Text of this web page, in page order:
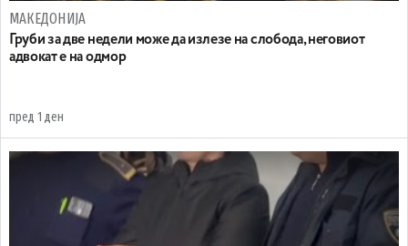
МАКЕДОНИЈА
Груби за две недели може да излезе на слобода, неговиот
адвокат е на одмор
пред 1 ден